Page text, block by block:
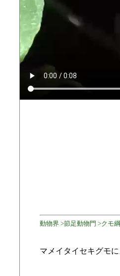
動物界 >節足動物門 >クモ
マメイタイセキグモ